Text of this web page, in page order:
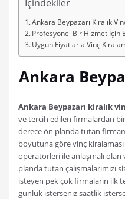
İçindekiler
Ankara Beypazarı Kiralık
Profesyonel Bir Hizmet İçin
Uygun Fiyatlarla Vinç
Ankara
Ankara Beypazarı kiralık
ve tercih edilen firmalardan
derece ön planda tutan
boyutuna göre vinç
operatörleri ile anlaşmalı
planda tutan çalışmalarımızı
isteyen pek çok firmaların ilk
günlük isterseniz saatlik